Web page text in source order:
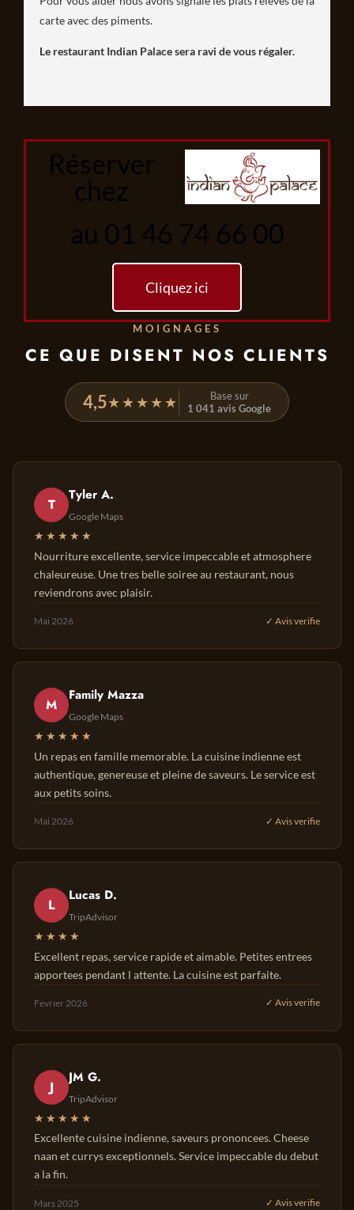
carte avec des piments.
Le restaurant Indian Palace sera ravi de vous régaler.
Réserver
chez
au 01 46 74 66 00
Cliquez ici
MOIGNAGES
CE QUE DISENT NOS CLIENTS
4,5★★★★★
Base sur
1 041 avis Google
T
Tyler A.
Google Maps
★★★★★
Nourriture excellente, service impeccable et atmosphere
chaleureuse. Une tres belle soiree au restaurant, nous
reviendrons avec plaisir.
Mai 2026 ✓ Avis verifie
M
Family Mazza
Google Maps
★★★★★
Un repas en famille memorable. La cuisine indienne est
authentique, genereuse et pleine de saveurs. Le service est
aux petits soins.
Mai 2026 ✓ Avis verifie
L
Lucas D.
TripAdvisor
★★★★
Excellent repas, service rapide et aimable. Petites entrees
apportees pendant l attente. La cuisine est parfaite.
Fevrier 2026 ✓ Avis verifie
J
JM G.
TripAdvisor
★★★★★
Excellente cuisine indienne, saveurs prononcees. Cheese
naan et currys exceptionnels. Service impeccable du debut
a la fin.
Mars 2025 ✓ Avis verifie